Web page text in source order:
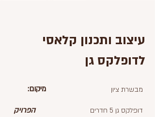
עיצוב ותכנון קלאסי
לדופלקס גן
מיקום: מבשרת ציון
הפרויק
דופלקס גן 5 חדרים